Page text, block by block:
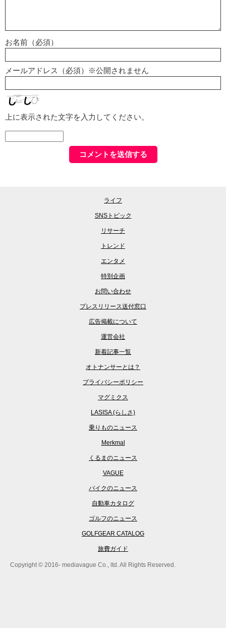
お名前（必須）
メールアドレス（必須）※公開されません
上に表示された文字を入力してください。
ライフ
SNSトピック
リサーチ
トレンド
エンタメ
特別企画
お問い合わせ
プレスリリース送付窓口
広告掲載について
運営会社
新着記事一覧
オトナンサーとは？
プライバシーポリシー
マグミクス
LASISA (らしさ)
乗りものニュース
Merkmal
くるまのニュース
VAGUE
バイクのニュース
自動車カタログ
ゴルフのニュース
GOLFGEAR CATALOG
旅費ガイド
Copyright © 2016- mediavague Co., ltd. All Rights Reserved.